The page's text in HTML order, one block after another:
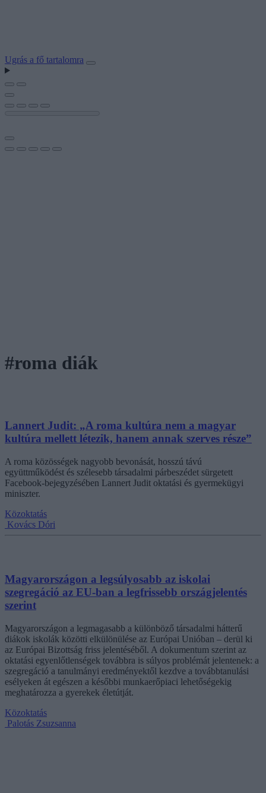
Ugrás a fő tartalomra
#roma diák
Lannert Judit: „A roma kultúra nem a magyar
kultúra mellett létezik, hanem annak szerves része”
A roma közösségek nagyobb bevonását, hosszú távú
együttműködést és szélesebb társadalmi párbeszédet sürgetett
Facebook-bejegyzésében Lannert Judit oktatási és gyermekügyi
miniszter.
Közoktatás
Kovács Dóri
Magyarországon a legsúlyosabb az iskolai
szegregáció az EU-ban a legfrissebb országjelentés
szerint
Magyarországon a legmagasabb a különböző társadalmi hátterű
diákok iskolák közötti elkülönülése az Európai Unióban – derül ki
az Európai Bizottság friss jelentéséből. A dokumentum szerint az
oktatási egyenlőtlenségek továbbra is súlyos problémát jelentenek: a
szegregáció a tanulmányi eredményektől kezdve a továbbtanulási
esélyeken át egészen a későbbi munkaerőpiaci lehetőségekig
meghatározza a gyerekek életútját.
Közoktatás
Palotás Zsuzsanna